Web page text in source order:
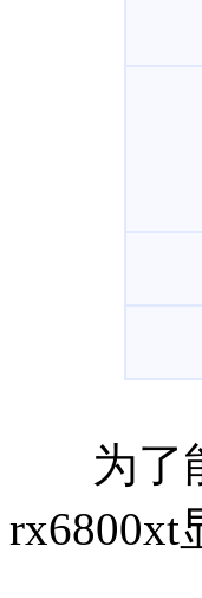
为了能
rx6800xt